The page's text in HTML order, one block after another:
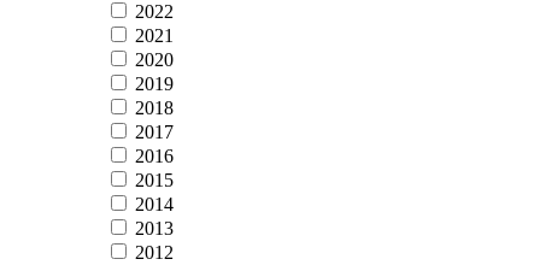
2022
2021
2020
2019
2018
2017
2016
2015
2014
2013
2012